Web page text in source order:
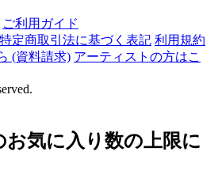
ご利用ガイド
特定商取引法に基づく表記 利用規約
(資料請求) アーティストの方はこ
気に入り数の上限に